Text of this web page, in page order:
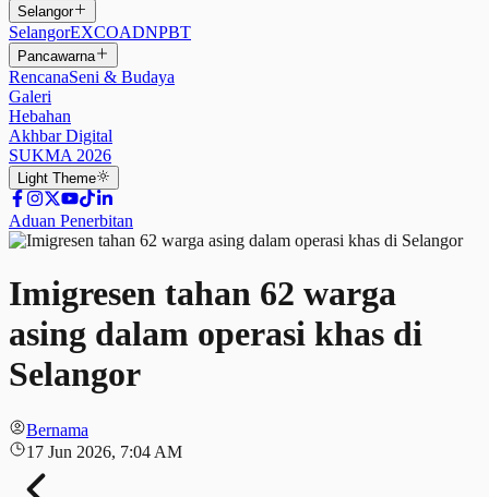
Selangor
SelangorEXCOADNPBT
Pancawarna
RencanaSeni & Budaya
Galeri
Hebahan
Akhbar Digital
SUKMA 2026
Light Theme
Aduan Penerbitan
Imigresen tahan 62 warga
asing dalam operasi khas di
Selangor
Bernama
17 Jun 2026, 7:04 AM